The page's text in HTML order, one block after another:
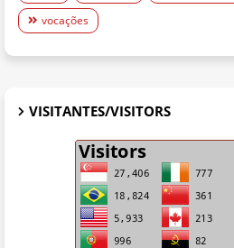
vocações
VISITANTES/VISITORS